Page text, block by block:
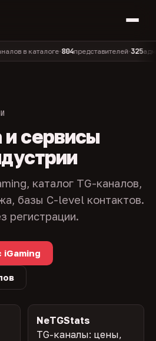
в каталоге•804представителей•325админов
и сервисы
каталог TG-каналов,
базы C-level контактов.
регистрации.
NeTGStats
TG-каналы: цены,